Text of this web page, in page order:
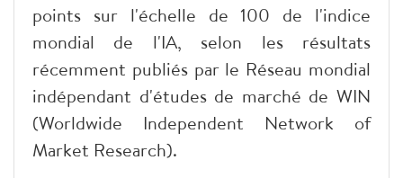
points sur l'échelle de 100 de l'indice
mondial de l'IA, selon les résultats
récemment publiés par le Réseau mondial
indépendant d'études de marché de WIN
(Worldwide Independent Network of
Market Research).